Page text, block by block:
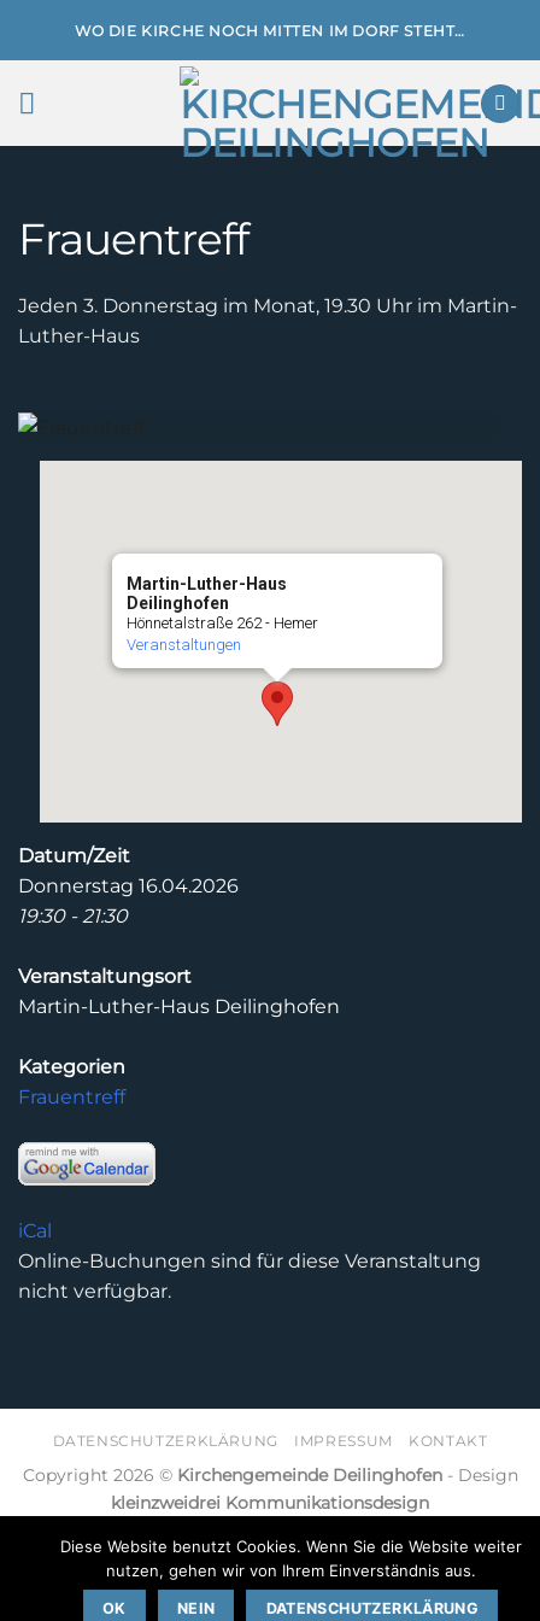
WO DIE KIRCHE NOCH MITTEN IM DORF STEHT…
Frauentreff
Jeden 3. Donnerstag im Monat, 19.30 Uhr im Martin-
Luther-Haus
Martin-Luther-Haus
Deilinghofen
Hönnetalstraße 262 - Hemer
Veranstaltungen
Datum/Zeit
Donnerstag 16.04.2026
19:30 - 21:30
Veranstaltungsort
Martin-Luther-Haus Deilinghofen
Kategorien
Frauentreff
iCal
Online-Buchungen sind für diese Veranstaltung
nicht verfügbar.
DATENSCHUTZERKLÄRUNG IMPRESSUM KONTAKT
Copyright 2026 © Kirchengemeinde Deilinghofen- Design
kleinzweidrei Kommunikationsdesign
Diese Website benutzt Cookies. Wenn Sie die Website weiter
nutzen, gehen wir von Ihrem Einverständnis aus.
OK NEIN DATENSCHUTZERKLÄRUNG